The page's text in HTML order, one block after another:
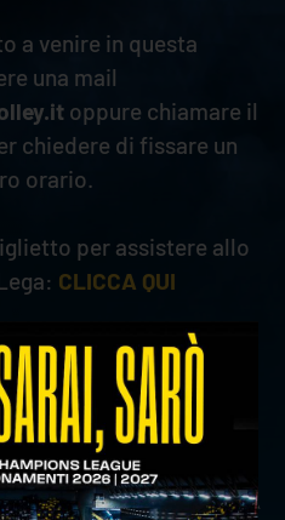
a venire in questa
una mail
oppure chiamare il
chiedere di fissare un
orario.
per assistere allo
CLICCA QUI
modena
è della withu verona:
comunicati stampa